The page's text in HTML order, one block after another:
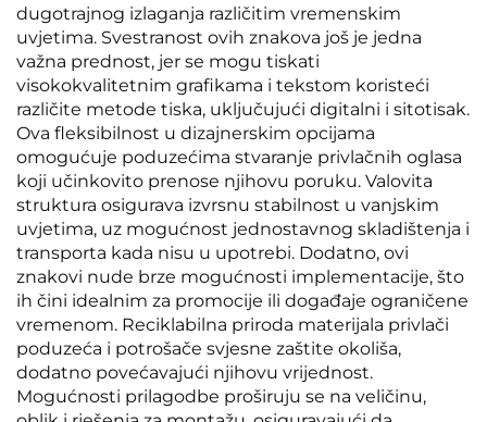
dugotrajnog izlaganja različitim vremenskim
uvjetima. Svestranost ovih znakova još je jedna
važna prednost, jer se mogu tiskati
visokokvalitetnim grafikama i tekstom koristeći
različite metode tiska, uključujući digitalni i sitotisak.
Ova fleksibilnost u dizajnerskim opcijama
omogućuje poduzećima stvaranje privlačnih oglasa
koji učinkovito prenose njihovu poruku. Valovita
struktura osigurava izvrsnu stabilnost u vanjskim
uvjetima, uz mogućnost jednostavnog skladištenja i
transporta kada nisu u upotrebi. Dodatno, ovi
znakovi nude brze mogućnosti implementacije, što
ih čini idealnim za promocije ili događaje ograničene
vremenom. Reciklabilna priroda materijala privlači
poduzeća i potrošače svjesne zaštite okoliša,
dodatno povećavajući njihovu vrijednost.
Mogućnosti prilagodbe proširuju se na veličinu,